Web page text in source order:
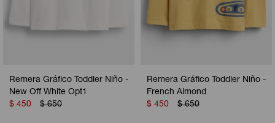
Remera Gráfico Toddler Niño -
New Off White Opt1
$ 450 $ 650
Remera Gráfico Toddler Niño -
French Almond
$ 450 $ 650